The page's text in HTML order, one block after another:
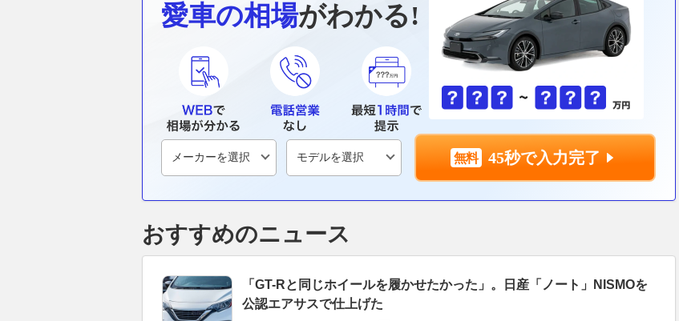
愛車の相場がわかる!
45秒で入力完了
おすすめのニュース
「GT-Rと同じホイールを履かせたかった」。日産「ノート」NISMOを
公認エアサスで仕上げた